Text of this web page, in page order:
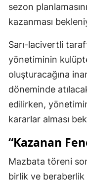
sezon
kazanması
Sarı-lacivertli
yönetiminin
oluşturacağına
döneminde
edilirken,
kararlar alması
“Kazanan
Mazbata töreni
birlik ve beraberlik